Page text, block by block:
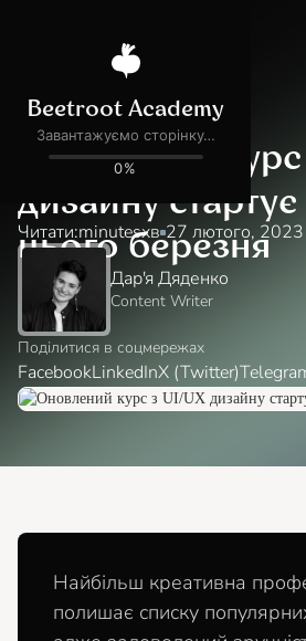
Блог Навчання в Академії
Оновлений
дизайну
цього березня
Читати:minutesхв 27 лютого, 2023
Дар'я Дяденко
Content Writer
Поділитися в соцмережах
FacebookLinkedInX (Twitter)
Найбільш креативна
полишає списку